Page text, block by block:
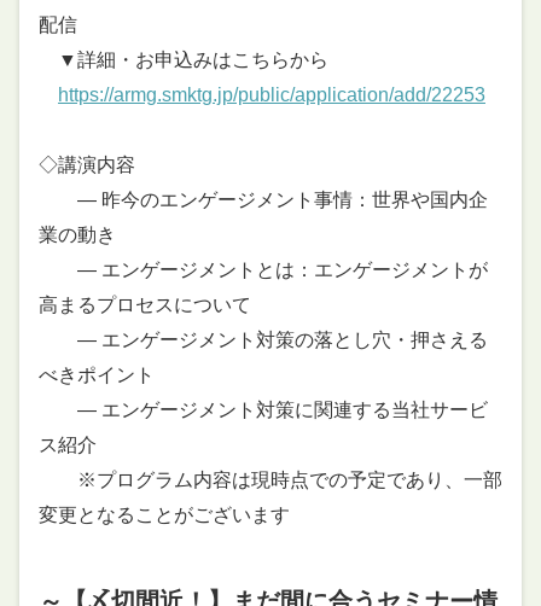
配信
▼詳細・お申込みはこちらから
https://armg.smktg.jp/public/application/add/22253
◇講演内容
― 昨今のエンゲージメント事情：世界や国内企
業の動き
― エンゲージメントとは：エンゲージメントが
高まるプロセスについて
― エンゲージメント対策の落とし穴・押さえる
べきポイント
― エンゲージメント対策に関連する当社サービ
ス紹介
※プログラム内容は現時点での予定であり、一部
変更となることがございます